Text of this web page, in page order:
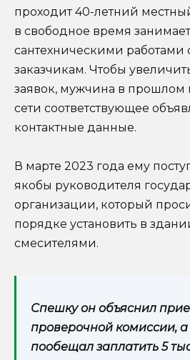
проходит 40-летний
в свободное время
сантехническими работами
заказчикам. Чтобы
заявок, мужчина в прошлом
сети соответствующее
контактные данные.
В марте 2023 года ему
якобы руководителя
организации, который
порядке установить в
смесителями.
Спешку он объяснил
проверочной комиссии, а
пообещал заплатить 5